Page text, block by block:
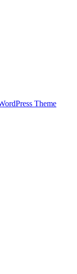
Theme